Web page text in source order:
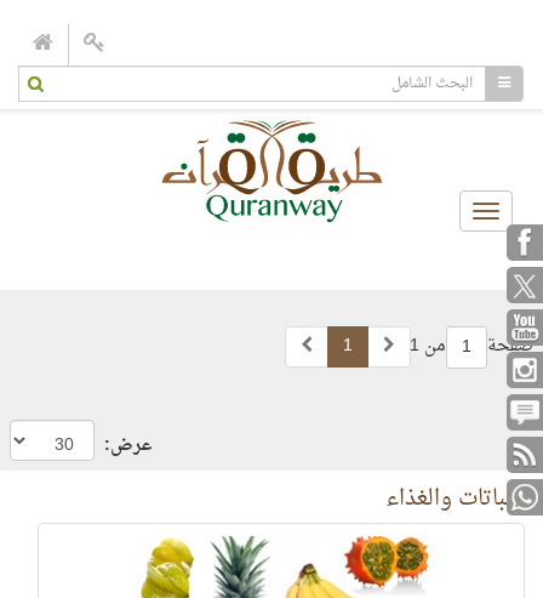
Toggle
navigation
صفحة 1 من 1 1
عرض:
النباتات والغذاء